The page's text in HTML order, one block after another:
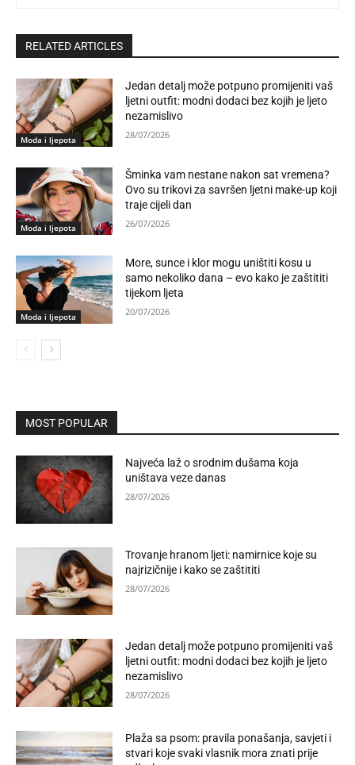
RELATED ARTICLES
Moda i ljepota
Jedan detalj može potpuno promijeniti vaš
ljetni outfit: modni dodaci bez kojih je ljeto
nezamislivo
28/07/2026
Moda i ljepota
Šminka vam nestane nakon sat vremena?
Ovo su trikovi za savršen ljetni make-up koji
traje cijeli dan
26/07/2026
Moda i ljepota
More, sunce i klor mogu uništiti kosu u
samo nekoliko dana – evo kako je zaštititi
tijekom ljeta
20/07/2026
MOST POPULAR
Najveća laž o srodnim dušama koja
uništava veze danas
28/07/2026
Trovanje hranom ljeti: namirnice koje su
najrizičnije i kako se zaštititi
28/07/2026
Jedan detalj može potpuno promijeniti vaš
ljetni outfit: modni dodaci bez kojih je ljeto
nezamislivo
28/07/2026
Plaža sa psom: pravila ponašanja, savjeti i
stvari koje svaki vlasnik mora znati prije